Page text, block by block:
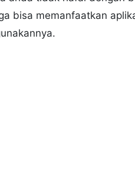
bisa memanfaatkan